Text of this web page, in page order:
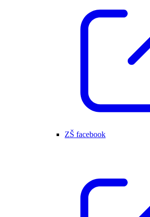
ZŠ facebook